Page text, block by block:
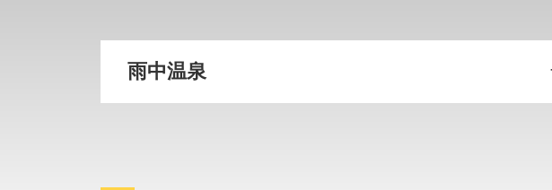
雨中温泉